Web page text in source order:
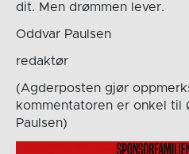
dit. Men drømmen lever.
Oddvar Paulsen
redaktør
(Agderposten gjør
kommentatoren er onkel til
Paulsen)